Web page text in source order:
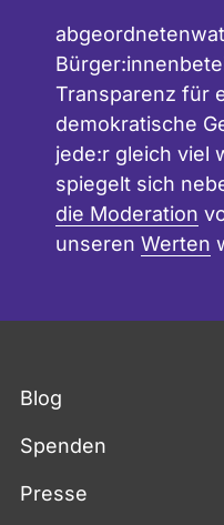
Transparenz für
demokratische
jede:r gleich viel
spiegelt sich
die Moderation
unseren Werten
Blog
Spenden
Presse